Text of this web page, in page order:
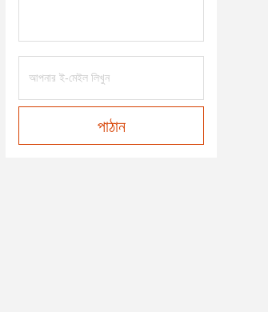
পাঠান